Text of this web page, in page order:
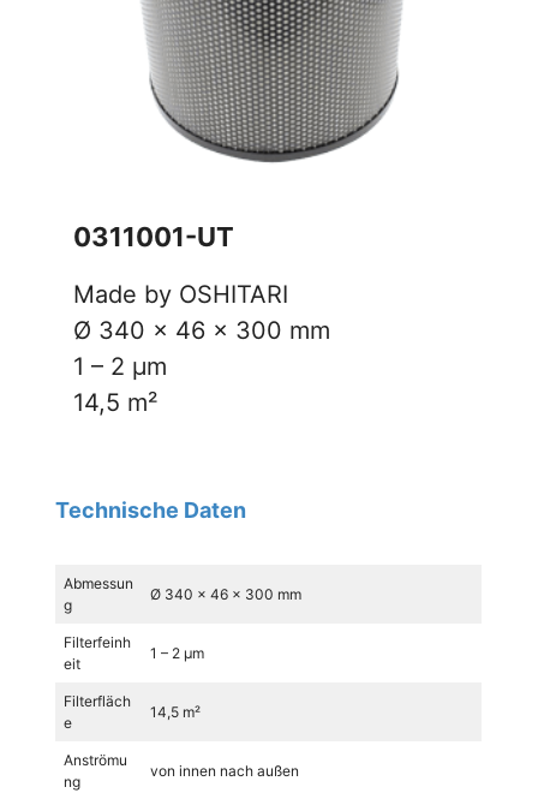
0311001-UT
Made by OSHITARI
Ø 340 x 46 x 300 mm
1 – 2 µm
14,5 m²
Technische Daten
Abmessun
g
Ø 340 x 46 x 300 mm
Filterfeinh
eit
1 – 2 µm
Filterfläch
e
14,5 m²
Anströmu
ng
von innen nach außen